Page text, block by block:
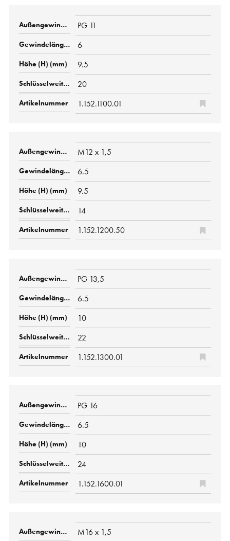
PG 11
6
9.5
20
1.152.1100.01
M12 x 1,5
6.5
9.5
14
1.152.1200.50
PG 13,5
6.5
10
22
1.152.1300.01
PG 16
6.5
10
24
1.152.1600.01
M16 x 1,5